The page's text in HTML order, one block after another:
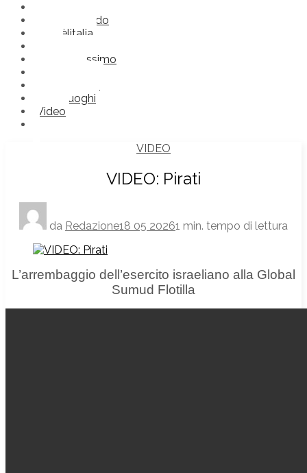
Comèilmondo
Comèlitalia
Futuroprossimo
Straniluoghi
Video
VIDEO
VIDEO: Pirati
da Redazione18 05 20261 min. tempo di lettura
L’arrembaggio dell’esercito israeliano alla Global
Sumud Flotilla